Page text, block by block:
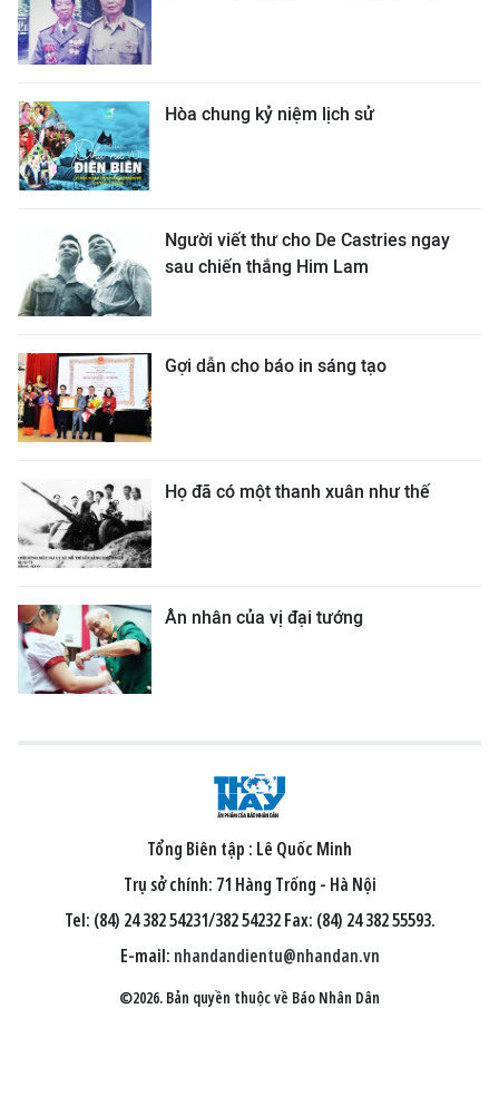
Hòa chung kỷ niệm lịch sử
Người viết thư cho De Castries ngay
sau chiến thắng Him Lam
Gợi dẫn cho báo in sáng tạo
Họ đã có một thanh xuân như thế
Ân nhân của vị đại tướng
Tổng Biên tập : Lê Quốc Minh
Trụ sở chính: 71 Hàng Trống - Hà Nội
Tel: (84) 24 382 54231/382 54232 Fax: (84) 24 382 55593.
E-mail: nhandandientu@nhandan.vn
©2026. Bản quyền thuộc về Báo Nhân Dân